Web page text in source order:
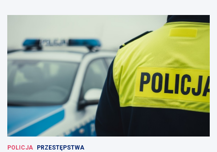
POLICJA PRZESTĘPSTWA